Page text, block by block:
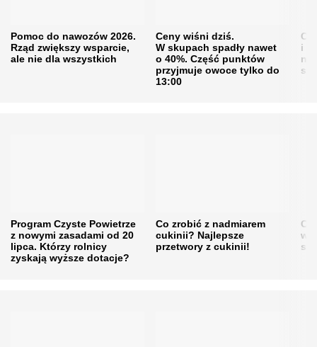
Pomoc do nawozów 2026.
Rząd zwiększy wsparcie,
ale nie dla wszystkich
Ceny wiśni dziś.
W skupach spadły nawet
o 40%. Część punktów
przyjmuje owoce tylko do
13:00
i
Program Czyste Powietrze
z nowymi zasadami od 20
lipca. Którzy rolnicy
zyskają wyższe dotacje?
Co zrobić z nadmiarem
cukinii? Najlepsze
przetwory z cukinii!
w